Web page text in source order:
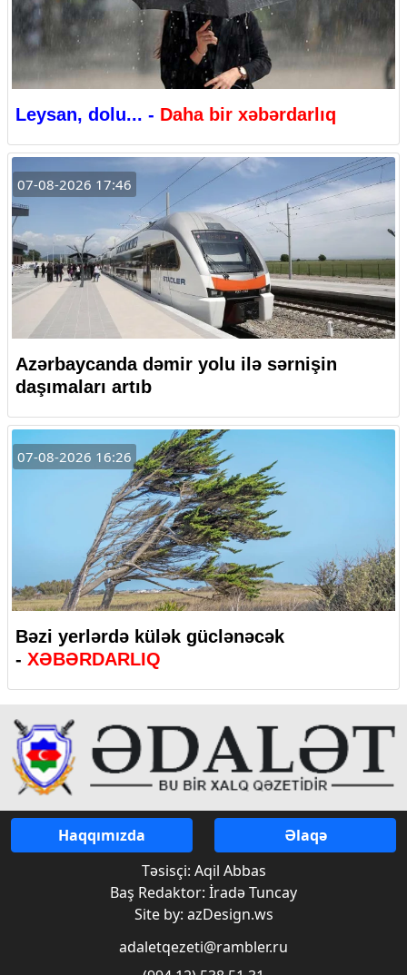
Leysan, dolu... - Daha bir xəbərdarlıq
07-08-2026 17:46
Azərbaycanda dəmir yolu ilə sərnişin
daşımaları artıb
07-08-2026 16:26
Bəzi yerlərdə külək güclənəcək
- XƏBƏRDARLIQ
Haqqımızda
Əlaqə
Təsisçi: Aqil Abbas
Baş Redaktor: İradə Tuncay
Site by: azDesign.ws
adaletqezeti@rambler.ru